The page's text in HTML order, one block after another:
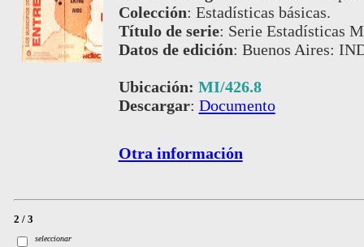
Colección: Estadísticas básicas.
Título de serie: Serie Estadísticas
Datos de edición: Buenos Aires:
Ubicación: MI/426.8
Descargar: Documento
Otra información
2 / 3
seleccionar